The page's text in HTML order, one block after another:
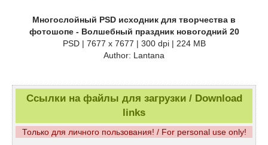
Многослойный PSD исходник для творчества в
фотошопе - Волшебный праздник новогодний 20
PSD | 7677 x 7677 | 300 dpi | 224 MB
Author: Lantana
Ссылки на файлы для загрузки / Download
links
Только для личного пользования! / For personal use only!